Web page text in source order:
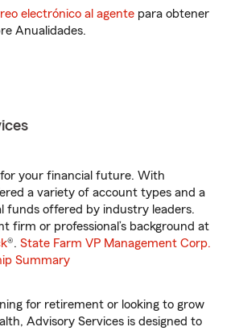
electrónico al agente para obtener
Anualidades.
your financial future. With
a variety of account types and a
funds offered by industry leaders.
firm or professional’s background at
®. State Farm VP Management Corp.
Summary
for retirement or looking to grow
Advisory Services is designed to